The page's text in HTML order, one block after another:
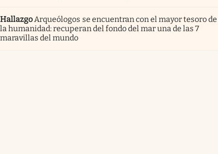
HallazgoArqueólogos se encuentran con el mayor tesoro de
la humanidad: recuperan del fondo del mar una de las 7
maravillas del mundo